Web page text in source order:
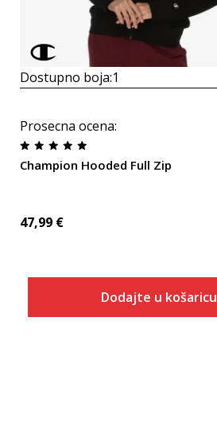
Dostupno boja:1
Prosecna ocena:
Champion Hooded Full Zip
47,99 €
Dodajte u košaricu